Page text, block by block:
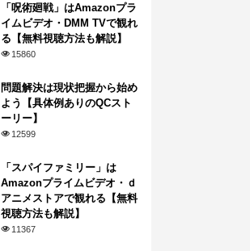
「呪術廻戦」はAmazonプラ
イムビデオ・DMM TVで観れ
る【無料視聴方法も解説】
15860
問題解決は現状把握から始め
よう【具体例ありのQCスト
ーリー】
12599
「スパイファミリー」は
Amazonプライムビデオ・ｄ
アニメストアで観れる【無料
視聴方法も解説】
11367